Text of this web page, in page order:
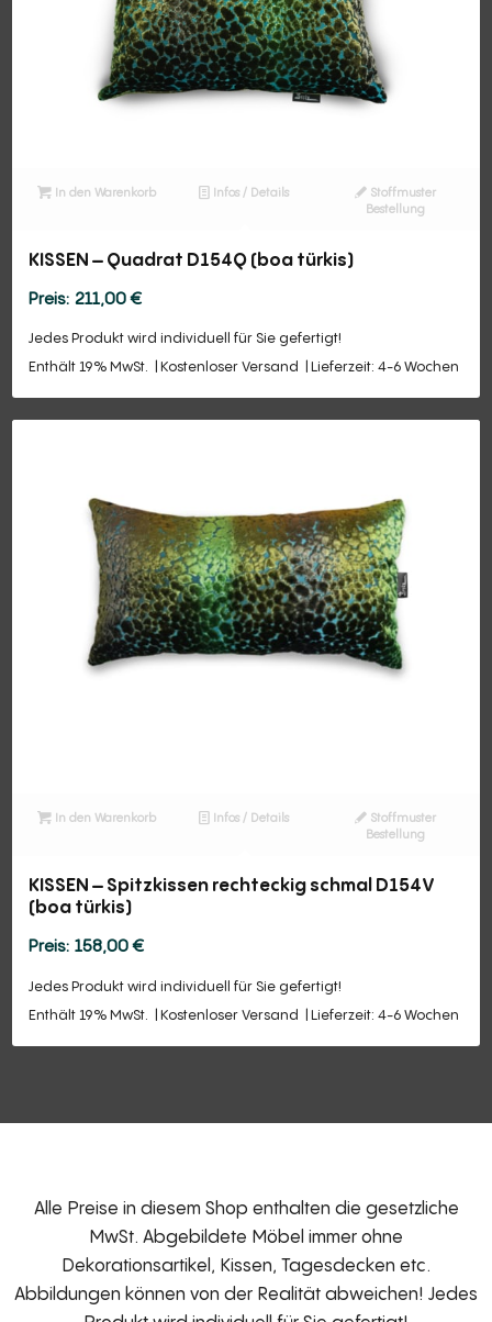
In den Warenkorb Infos / Details
Stoffmuster
Bestellung
KISSEN – Quadrat D154Q (boa türkis)
211,00€
Jedes Produkt wird individuell für Sie gefertigt!
Enthält 19% MwSt.
Kostenloser Versand Lieferzeit: 4-6 Wochen
In den Warenkorb Infos / Details
Stoffmuster
Bestellung
KISSEN – Spitzkissen rechteckig schmal D154V
(boa türkis)
158,00€
Jedes Produkt wird individuell für Sie gefertigt!
Enthält 19% MwSt.
Kostenloser Versand Lieferzeit: 4-6 Wochen
Alle Preise in diesem Shop enthalten die gesetzliche
MwSt. Abgebildete Möbel immer ohne
Dekorationsartikel, Kissen, Tagesdecken etc.
Abbildungen können von der Realität abweichen! Jedes